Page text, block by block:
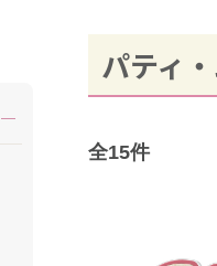
パティ
全15件